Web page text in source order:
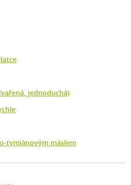
jednoduchá)
tymiánovým máslem